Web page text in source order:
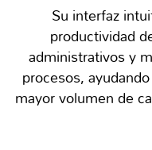
Su interfaz
productividad
administrativos y
procesos,
mayor volumen de